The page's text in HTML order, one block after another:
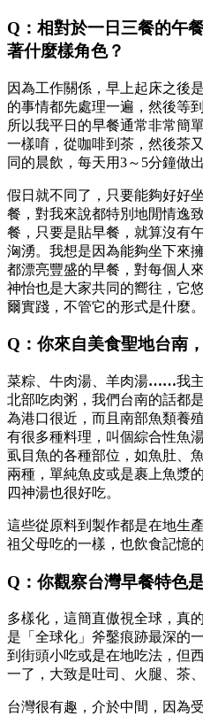
Q：相對於一日三餐的午
著什麼樣角色？
因為工作關係，早上起床之後
的事情都先處理一遍，然後等
所以我平日的早餐通常非常簡
一樣唷，從咖啡到茶，然後茶
同的晨飲，每天用3～5分鐘做出
假日就不同了，只要能夠好好
餐，對我來說都特別地閒情逸
餐，只要是貼早餐，就算沒有
洶湧。我想是因為能夠坐下來
都漂亮豐盛的早餐，對每個人
神怡也是大家共同的嚮往，它
爾實踐，不管它的形式是什麼。
Q：你來自美食聖地台南
菜粽、牛肉湯、羊肉湯……我
北部吃肉粥，我們台南的話都
為港口很近，而且南部魚類養
有很多種料理，叫個綜合性魚
虱目魚的各種部位，如魚肚、
兩種，單純魚皮或是裹上魚漿
四神湯也很好吃。
這些從原料到製作都是在地生
祖父母吃的一樣，也飲食記憶
Q：你觀察台灣早餐特色
多樣化，這簡直傲視全球，真
是「全球化」斧鑿痕跡最深的
到街頭小吃或是在地吃法，但
一了，大致是吐司、火腿、茶、
台灣很有趣，介於中間，因為